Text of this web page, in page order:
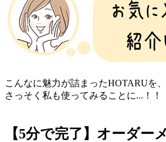
こんなに魅力が詰まったHOTARUを、
さっそく私も使ってみることに...！！
【5分で完了】オーダー